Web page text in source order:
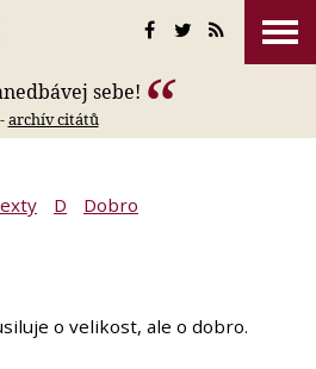
sebe!
-archív citátů
D Dobro
o velikost, ale o dobro.